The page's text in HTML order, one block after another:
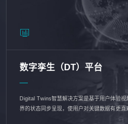
数字孪生（DT）平台
Digital Twins智慧解决方案是基于用户体验
界的状态同步呈现，使用户对关键数据有更直